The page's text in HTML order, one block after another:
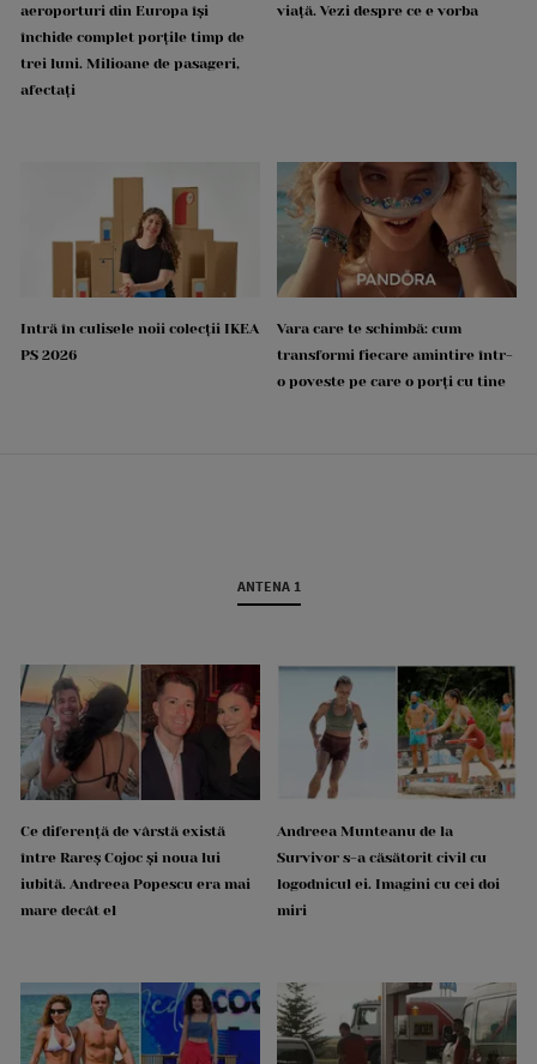
aeroporturi din Europa își
închide complet porțile timp de
trei luni. Milioane de pasageri,
afectați
viață. Vezi despre ce e vorba
Intră în culisele noii colecții IKEA
PS 2026
Vara care te schimbă: cum
transformi fiecare amintire într-
o poveste pe care o porți cu tine
ANTENA 1
Ce diferență de vârstă există
între Rareș Cojoc și noua lui
iubită. Andreea Popescu era mai
mare decât el
Andreea Munteanu de la
Survivor s-a căsătorit civil cu
logodnicul ei. Imagini cu cei doi
miri